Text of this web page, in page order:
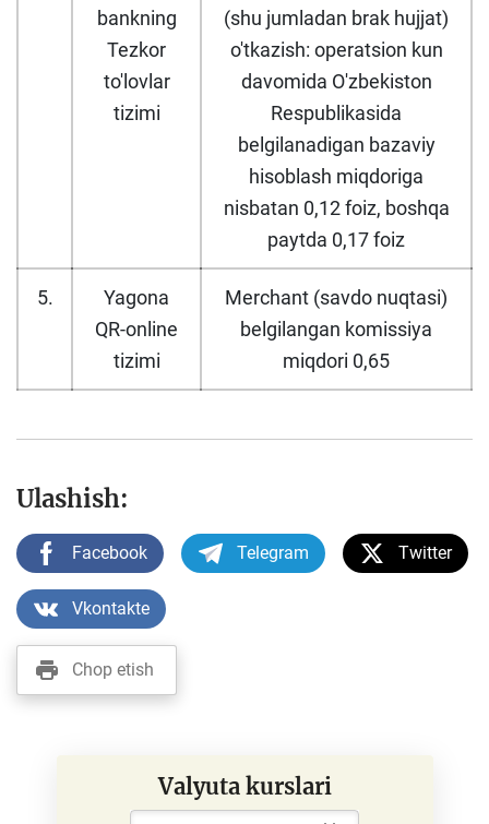
bankning
Tezkor
to'lovlar
tizimi
(shu jumladan brak hujjat)
o'tkazish: operatsion kun
davomida O'zbekiston
Respublikasida
belgilanadigan bazaviy
hisoblash miqdoriga
nisbatan 0,12 foiz, boshqa
paytda 0,17 foiz
5.
Yagona
QR-online
tizimi
Merchant (savdo nuqtasi)
belgilangan komissiya
miqdori 0,65
Ulashish:
Facebook Telegram Twitter
Vkontakte
Chop etish
Valyuta kurslari